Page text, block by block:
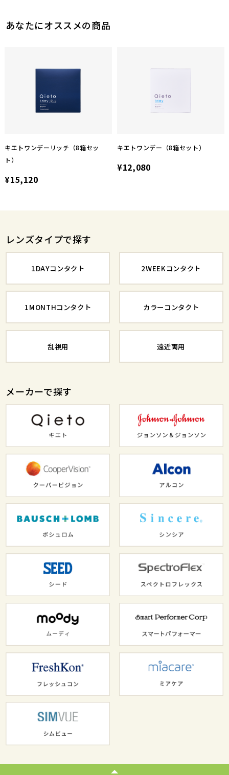
あなたにオススメの商品
キエトワンデーリッチ（8箱セッ
ト）
¥15,120
キエトワンデー（8箱セット）
¥12,080
レンズタイプで探す
1DAYコンタクト 2WEEKコンタクト
1MONTHコンタクト カラーコンタクト
乱視用 遠近両用
メーカーで探す